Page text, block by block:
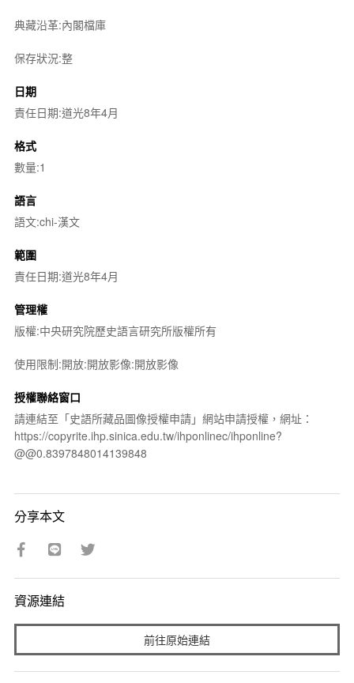
典藏沿革:內閣檔庫
保存狀況:整
日期
責任日期:道光8年4月
格式
數量:1
語言
語文:chi-漢文
範圍
責任日期:道光8年4月
管理權
版權:中央研究院歷史語言研究所版權所有
使用限制:開放:開放影像:開放影像
授權聯絡窗口
請連結至「史語所藏品圖像授權申請」網站申請授權，網址：
https://copyrite.ihp.sinica.edu.tw/ihponlinec/ihponline?
@@0.8397848014139848
分享本文
資源連結
前往原始連結